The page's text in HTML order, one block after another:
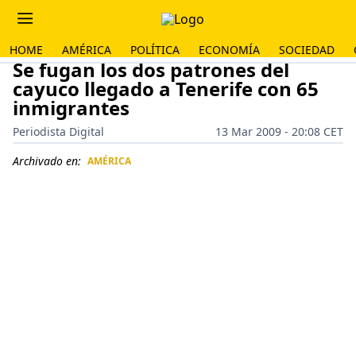
HOME AMÉRICA POLÍTICA ECONOMÍA SOCIEDAD
Se fugan los dos patrones del
cayuco llegado a Tenerife con 65
inmigrantes
Periodista Digital
13 Mar 2009 - 20:08 CET
Archivado en: AMÉRICA